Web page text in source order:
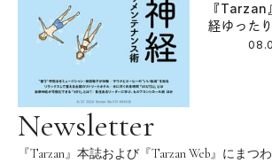
『
経ゆった
Newsletter
『Tarzan』本誌および『Tarzan Web』にまつ